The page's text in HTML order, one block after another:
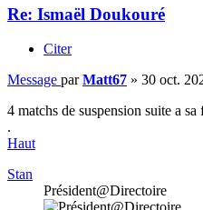
Re: Ismaël Doukouré
Citer
Message parMatt67 » 30 oct.
4 matchs de suspension suite a
.
Haut
Stan
Président@Directoire